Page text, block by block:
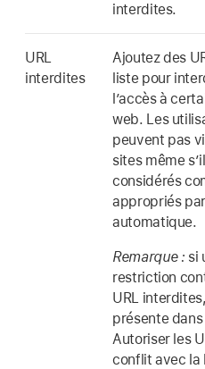
interdites.
URL
interdites
Ajoutez des
liste pour
l’accès à
web. Les
peuvent pas
sites même
considérés
appropriés
automatique.
Remarque : si
restriction
URL
présente
Autoriser les
conflit avec la